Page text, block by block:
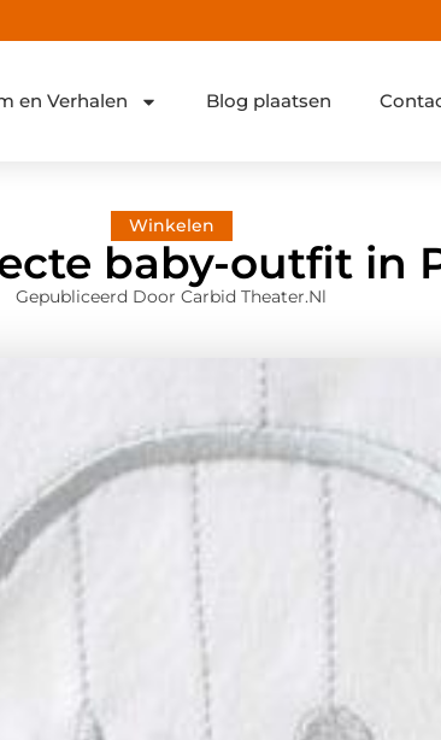
en Verhalen Blog plaatsen
Winkelen
baby-outfit in
Gepubliceerd Door Carbid Theater.nl